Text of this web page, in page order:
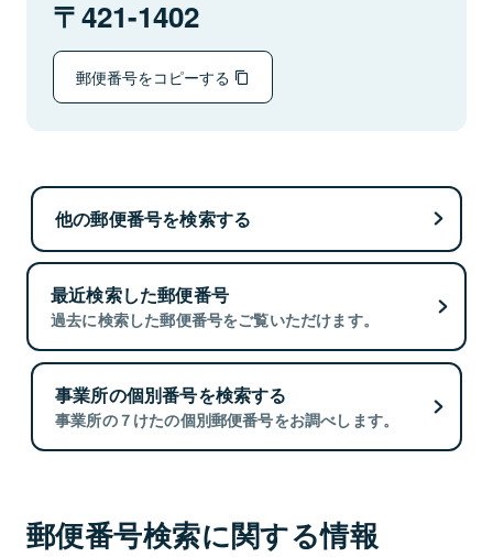
421-1402
郵便番号をコピーする
他の郵便番号を検索する
最近検索した郵便番号
過去に検索した郵便番号をご覧いただけます。
事業所の個別番号を検索する
事業所の７けたの個別郵便番号をお調べします。
郵便番号検索に関する情報